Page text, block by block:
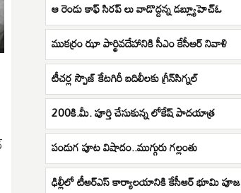
ఆ రెండు కాఫ్ సిరప్ లు వాడొద్దన్న డబ్ల్యూహెచ్ఓ
ముకర్రం ఝా పార్థివదేహానికి సీఎం కేసీఆర్ నివాళి
టీచర్ల స్పౌజ్‌ కేటగిరీ బదిలీలకు గ్రీన్‌సిగ్నల్‌
200కి.మీ. పూర్తి చేసుకున్న లోకేష్ పాదయాత్ర
పండుగ పూట విషాదం..ముగ్గురు గల్లంతు
ఢిల్లీలో టీఆర్ఎస్ కార్యాలయానికి కేసీఆర్‌ భూమి పూజ